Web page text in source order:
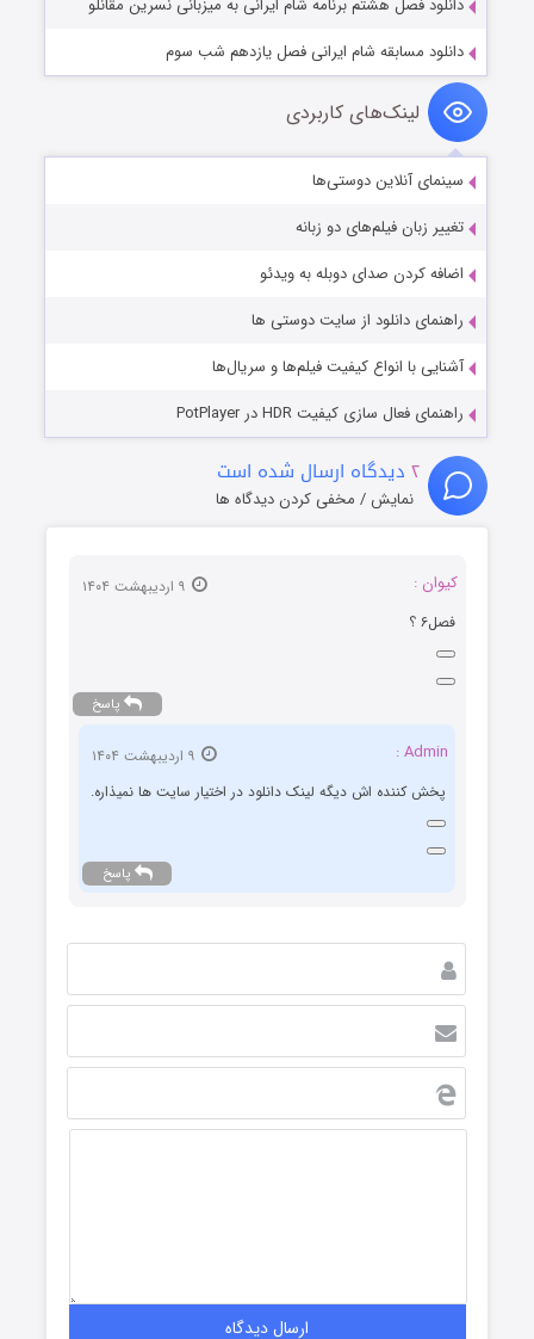
دانلود فصل هشتم برنامه شام ایرانی به میزبانی نسرین مقانلو
دانلود مسابقه شام ایرانی فصل یازدهم شب سوم
لینک‌های کاربردی
سینمای آنلاین دوستی‌ها
تغییر زبان فیلم‌های دو زبانه
اضافه کردن صدای دوبله به ویدئو
راهنمای دانلود از سایت دوستی ها
آشنایی با انواع کیفیت فیلم‌ها و سریال‌ها
راهنمای فعال سازی کیفیت HDR در PotPlayer
۲ دیدگاه ارسال شده است
نمایش / مخفی کردن دیدگاه ها
کیوان :
فصل۶ ؟
پاسخ
Admin :
پخش کننده اش دیگه لینک دانلود در اختیار سایت ها نمیذاره.
پاسخ